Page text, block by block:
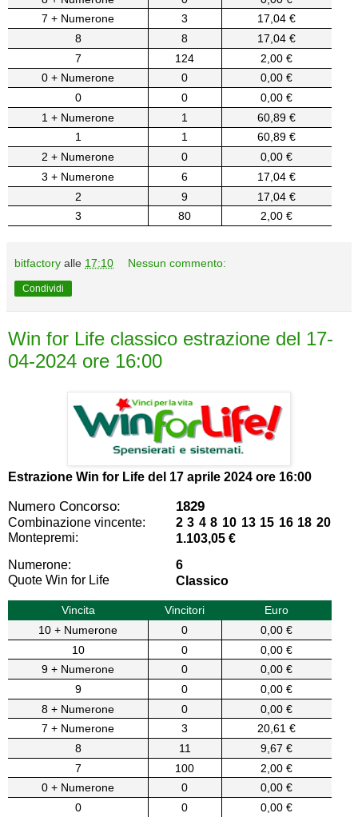
7 + Numerone
3
17,04 €
8
8
17,04 €
7
124
2,00 €
0 + Numerone
0
0,00 €
0
0
0,00 €
1 + Numerone
1
60,89 €
1
1
60,89 €
2 + Numerone
0
0,00 €
3 + Numerone
6
17,04 €
2
9
17,04 €
3
80 2,00 €
bitfactory alle 17:10 Nessun commento:
Condividi
Win for Life classico estrazione del 17-
04-2024 ore 16:00
Estrazione Win for Life del 17 aprile 2024 ore 16:00
Numero Concorso: 1829
Combinazione vincente:
2 3 4 8 10 13 15 16 18 20
Montepremi:
1.103,05 €
Numerone:
6
Quote Win for Life
Classico
Vincita Vincitori
Euro
10 + Numerone
0
0,00 €
10
0
0,00 €
9 + Numerone
0
0,00 €
9
0
0,00 €
8 + Numerone
0
0,00 €
7 + Numerone
3
20,61 €
8
11
9,67 €
7
100
2,00 €
0 + Numerone
0
0,00 €
0
0
0,00 €